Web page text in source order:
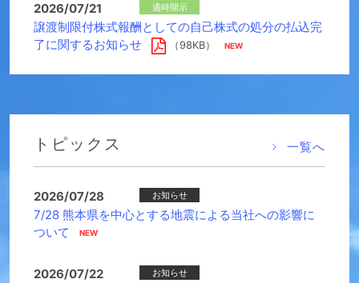
2026/07/21 適時開示
譲渡制限付株式報酬としての自己株式の処分の払込完
了に関するお知らせ
（98KB）
トピックス
2026/07/28 お知らせ
7/28 熊本県を中心とする地震による当社への影響に
ついて
2026/07/22 お知らせ
一覧へ